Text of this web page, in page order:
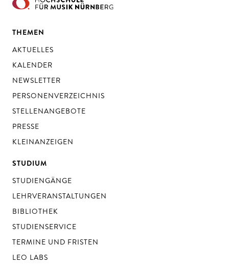
THEMEN
AKTUELLES
KALENDER
NEWSLETTER
PERSONENVERZEICHNIS
STELLENANGEBOTE
PRESSE
KLEINANZEIGEN
STUDIUM
STUDIENGÄNGE
LEHRVERANSTALTUNGEN
BIBLIOTHEK
STUDIENSERVICE
TERMINE UND FRISTEN
LEO LABS